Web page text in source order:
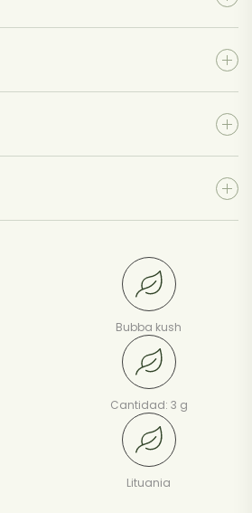
Bubba kush
Cantidad: 3 g
Lituania